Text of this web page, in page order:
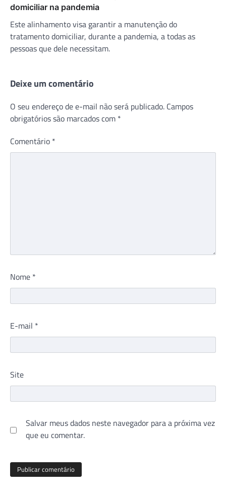
domiciliar na pandemia
Este alinhamento visa garantir a manutenção do
tratamento domiciliar, durante a pandemia, a todas as
pessoas que dele necessitam.
Deixe um comentário
O seu endereço de e-mail não será publicado. Campos
obrigatórios são marcados com *
Comentário *
Nome *
E-mail *
Site
Salvar meus dados neste navegador para a próxima vez
que eu comentar.